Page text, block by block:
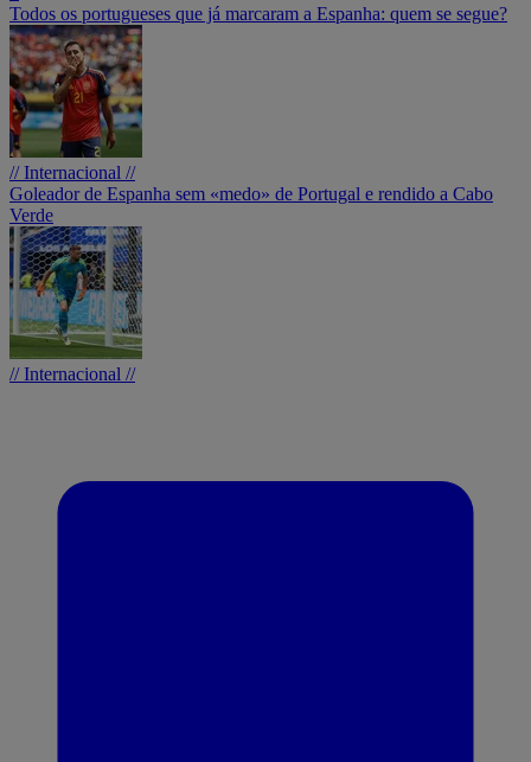
Todos os portugueses que já marcaram a Espanha: quem se segue?
// Internacional //
Goleador de Espanha sem «medo» de Portugal e rendido a Cabo
Verde
// Internacional //